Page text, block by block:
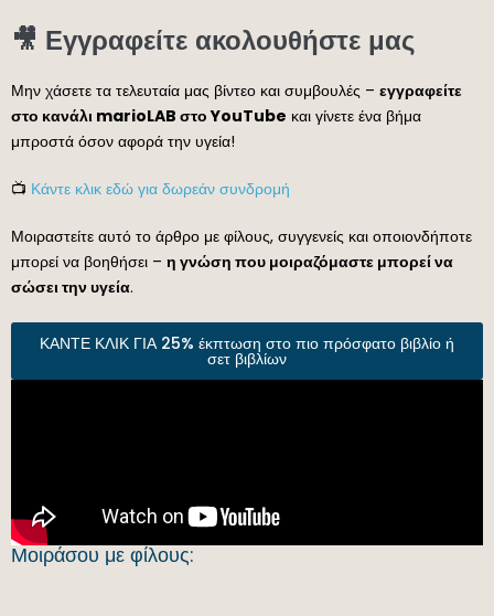
🎥 Εγγραφείτε ακολουθήστε μας
Μην χάσετε τα τελευταία μας βίντεο και συμβουλές – εγγραφείτε
στο κανάλι marioLAB στο YouTube και γίνετε ένα βήμα
μπροστά όσον αφορά την υγεία!
📺 Κάντε κλικ εδώ για δωρεάν συνδρομή
Μοιραστείτε αυτό το άρθρο με φίλους, συγγενείς και οποιονδήποτε
μπορεί να βοηθήσει – η γνώση που μοιραζόμαστε μπορεί να
σώσει την υγεία.
ΚΑΝΤΕ ΚΛΙΚ ΓΙΑ 25% έκπτωση στο πιο πρόσφατο βιβλίο ή
σετ βιβλίων
Μοιράσου με φίλους: